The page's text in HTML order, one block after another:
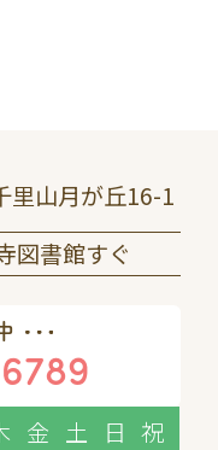
里山月が丘16-1
図書館すぐ
金 土 日 祝